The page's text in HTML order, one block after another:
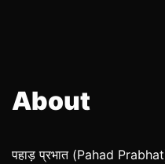
About
पहाड़ प्रभात (Pahad